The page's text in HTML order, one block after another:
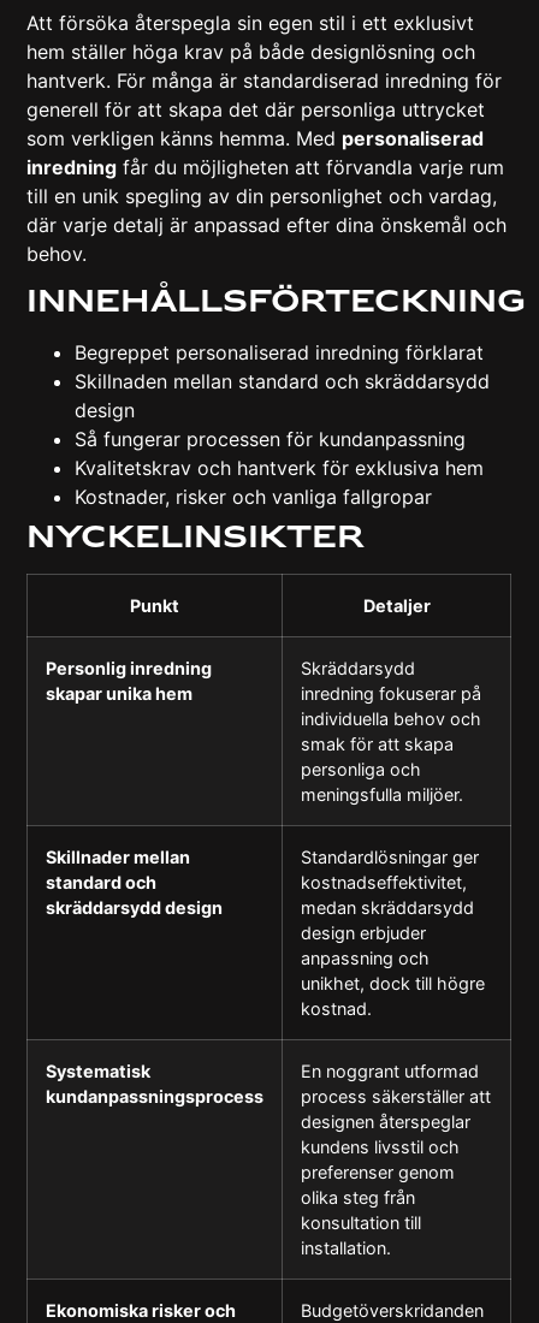
Att försöka återspegla sin egen stil i ett exklusivt
hem ställer höga krav på både designlösning och
hantverk. För många är standardiserad inredning för
generell för att skapa det där personliga uttrycket
som verkligen känns hemma. Med personaliserad
inredning får du möjligheten att förvandla varje rum
till en unik spegling av din personlighet och vardag,
där varje detalj är anpassad efter dina önskemål och
behov.
Innehållsförteckning
Begreppet personaliserad inredning förklarat
Skillnaden mellan standard och skräddarsydd
design
Så fungerar processen för kundanpassning
Kvalitetskrav och hantverk för exklusiva hem
Kostnader, risker och vanliga fallgropar
Nyckelinsikter
Punkt Detaljer
Personlig inredning
skapar unika hem
Skräddarsydd
inredning fokuserar på
individuella behov och
smak för att skapa
personliga och
meningsfulla miljöer.
Skillnader mellan
standard och
skräddarsydd design
Standardlösningar ger
kostnadseffektivitet,
medan skräddarsydd
design erbjuder
anpassning och
unikhet, dock till högre
kostnad.
Systematisk
kundanpassningsprocess
En noggrant utformad
process säkerställer att
designen återspeglar
kundens livsstil och
preferenser genom
olika steg från
konsultation till
installation.
Ekonomiska risker och
Budgetöverskridanden